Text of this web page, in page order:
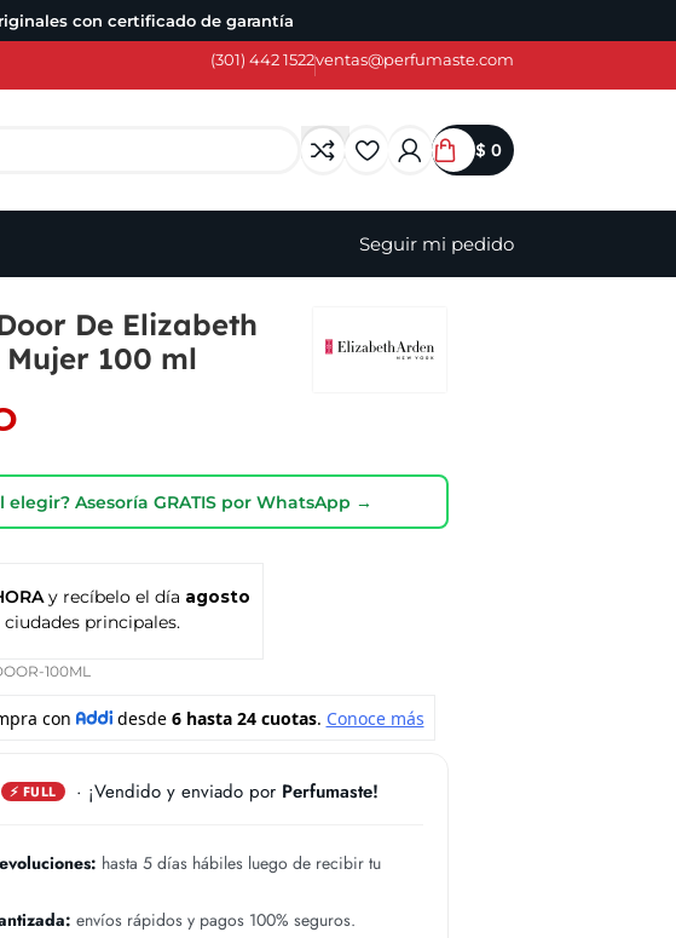
con certificado de garantía
(301) 442 1522ventas@perfumaste.com
$ 0
Seguir mi pedido
De Elizabeth
100 ml
elegir? Asesoría GRATIS por WhatsApp →
y recíbelo el día agosto
ciudades principales.
100ML
⚡ FULL · ¡Vendido y enviado por Perfumaste!
hasta 5 días hábiles luego de recibir tu
envíos rápidos y pagos 100% seguros.